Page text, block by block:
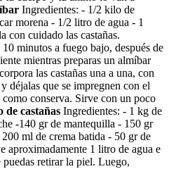
Ingredientes: - 1/2 kilo de
morena - 1/2 litro de agua - 1
con cuidado las castañas.
minutos a fuego bajo, después de
mientras preparas un almíbar
las castañas una a una, con
déjalas que se impregnen con el
conserva. Sirve con un poco
de castañas Ingredientes: - 1 kg de
-140 gr de mantequilla - 150 gr
ml de crema batida - 50 gr de
aproximadamente 1 litro de agua e
puedas retirar la piel. Luego,